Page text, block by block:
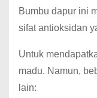
Bumbu dapur ini
sifat antioksidan
Untuk
madu. Namun,
lain: